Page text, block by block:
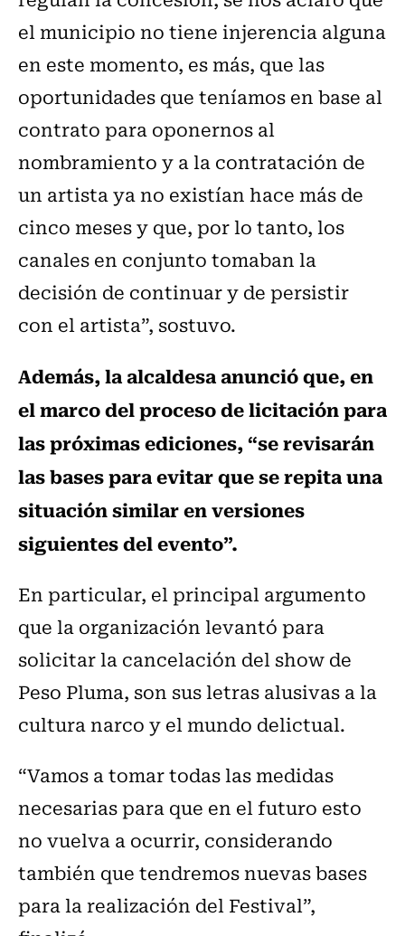
el municipio no tiene injerencia alguna
en este momento, es más, que las
oportunidades que teníamos en base al
contrato para oponernos al
nombramiento y a la contratación de
un artista ya no existían hace más de
cinco meses y que, por lo tanto, los
canales en conjunto tomaban la
decisión de continuar y de persistir
con el artista”, sostuvo.
Además, la alcaldesa anunció que, en
el marco del proceso de licitación para
las próximas ediciones, “se revisarán
las bases para evitar que se repita una
situación similar en versiones
siguientes del evento”.
En particular, el principal argumento
que la organización levantó para
solicitar la cancelación del show de
Peso Pluma, son sus letras alusivas a la
cultura narco y el mundo delictual.
“Vamos a tomar todas las medidas
necesarias para que en el futuro esto
no vuelva a ocurrir, considerando
también que tendremos nuevas bases
para la realización del Festival”,